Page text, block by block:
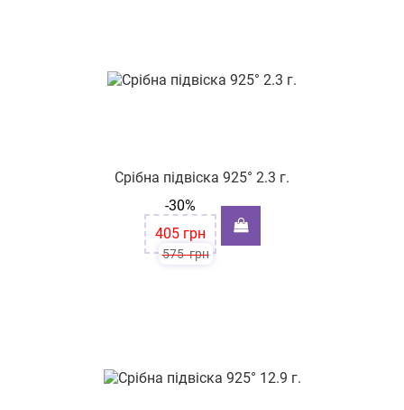
Срібна підвіска 925° 2.3 г.
575грн
-30%
405грн